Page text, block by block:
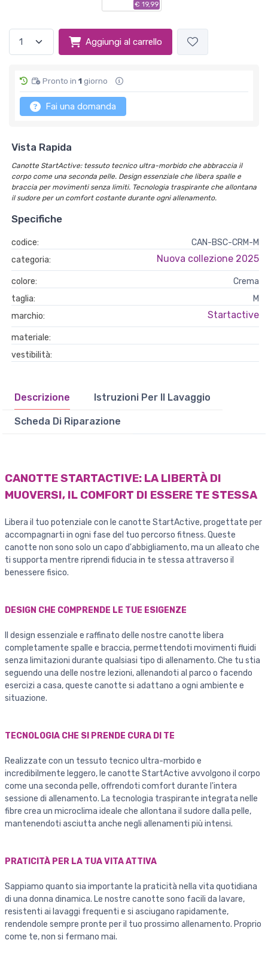
€ 19,99
Aggiungi al carrello
Pronto in 1 giorno
Fai una domanda
Vista Rapida
Canotte StartActive: tessuto tecnico ultra-morbido che abbraccia il
corpo come una seconda pelle. Design essenziale che libera spalle e
braccia per movimenti senza limiti. Tecnologia traspirante che allontana
il sudore per un comfort costante durante ogni allenamento.
Specifiche
codice:
CAN-BSC-CRM-M
categoria:
Nuova collezione 2025
colore:
Crema
taglia:
M
marchio:
Startactive
materiale:
vestibilità:
Descrizione Istruzioni Per Il Lavaggio
Scheda Di Riparazione
CANOTTE STARTACTIVE: LA LIBERTÀ DI
MUOVERSI, IL COMFORT DI ESSERE TE STESSA
Libera il tuo potenziale con le canotte StartActive, progettate per
accompagnarti in ogni fase del tuo percorso fitness. Queste
canotte non sono solo un capo d'abbigliamento, ma un alleato che
ti supporta mentre riprendi fiducia in te stessa attraverso il
benessere fisico.
DESIGN CHE COMPRENDE LE TUE ESIGENZE
Il design essenziale e raffinato delle nostre canotte libera
completamente spalle e braccia, permettendoti movimenti fluidi
senza limitazioni durante qualsiasi tipo di allenamento. Che tu stia
seguendo una delle nostre lezioni, allenandoti al parco o facendo
esercizi a casa, queste canotte si adattano a ogni ambiente e
situazione.
TECNOLOGIA CHE SI PRENDE CURA DI TE
Realizzate con un tessuto tecnico ultra-morbido e
incredibilmente leggero, le canotte StartActive avvolgono il corpo
come una seconda pelle, offrendoti comfort durante l'intera
sessione di allenamento. La tecnologia traspirante integrata nelle
fibre crea un microclima ideale che allontana il sudore dalla pelle,
mantenendoti asciutta anche negli allenamenti più intensi.
PRATICITÀ PER LA TUA VITA ATTIVA
Sappiamo quanto sia importante la praticità nella vita quotidiana
di una donna dinamica. Le nostre canotte sono facili da lavare,
resistenti ai lavaggi frequenti e si asciugano rapidamente,
rendendole sempre pronte per il tuo prossimo allenamento. Proprio
come te, non si fermano mai.